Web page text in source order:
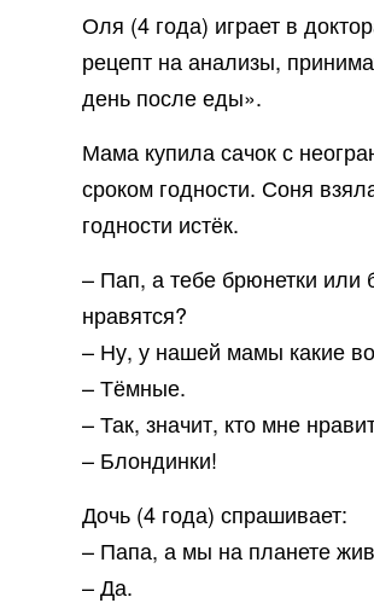
Оля (4 года) играет в
рецепт на анализы,
день после еды».
Мама купила сачок с
сроком годности. Соня
годности истёк.
– Пап, а тебе брюнетки или
нравятся?
– Ну, у нашей мамы какие
– Тёмные.
– Так, значит, кто мне
– Блондинки!
Дочь (4 года) спрашивает:
– Папа, а мы на планете
– Да.